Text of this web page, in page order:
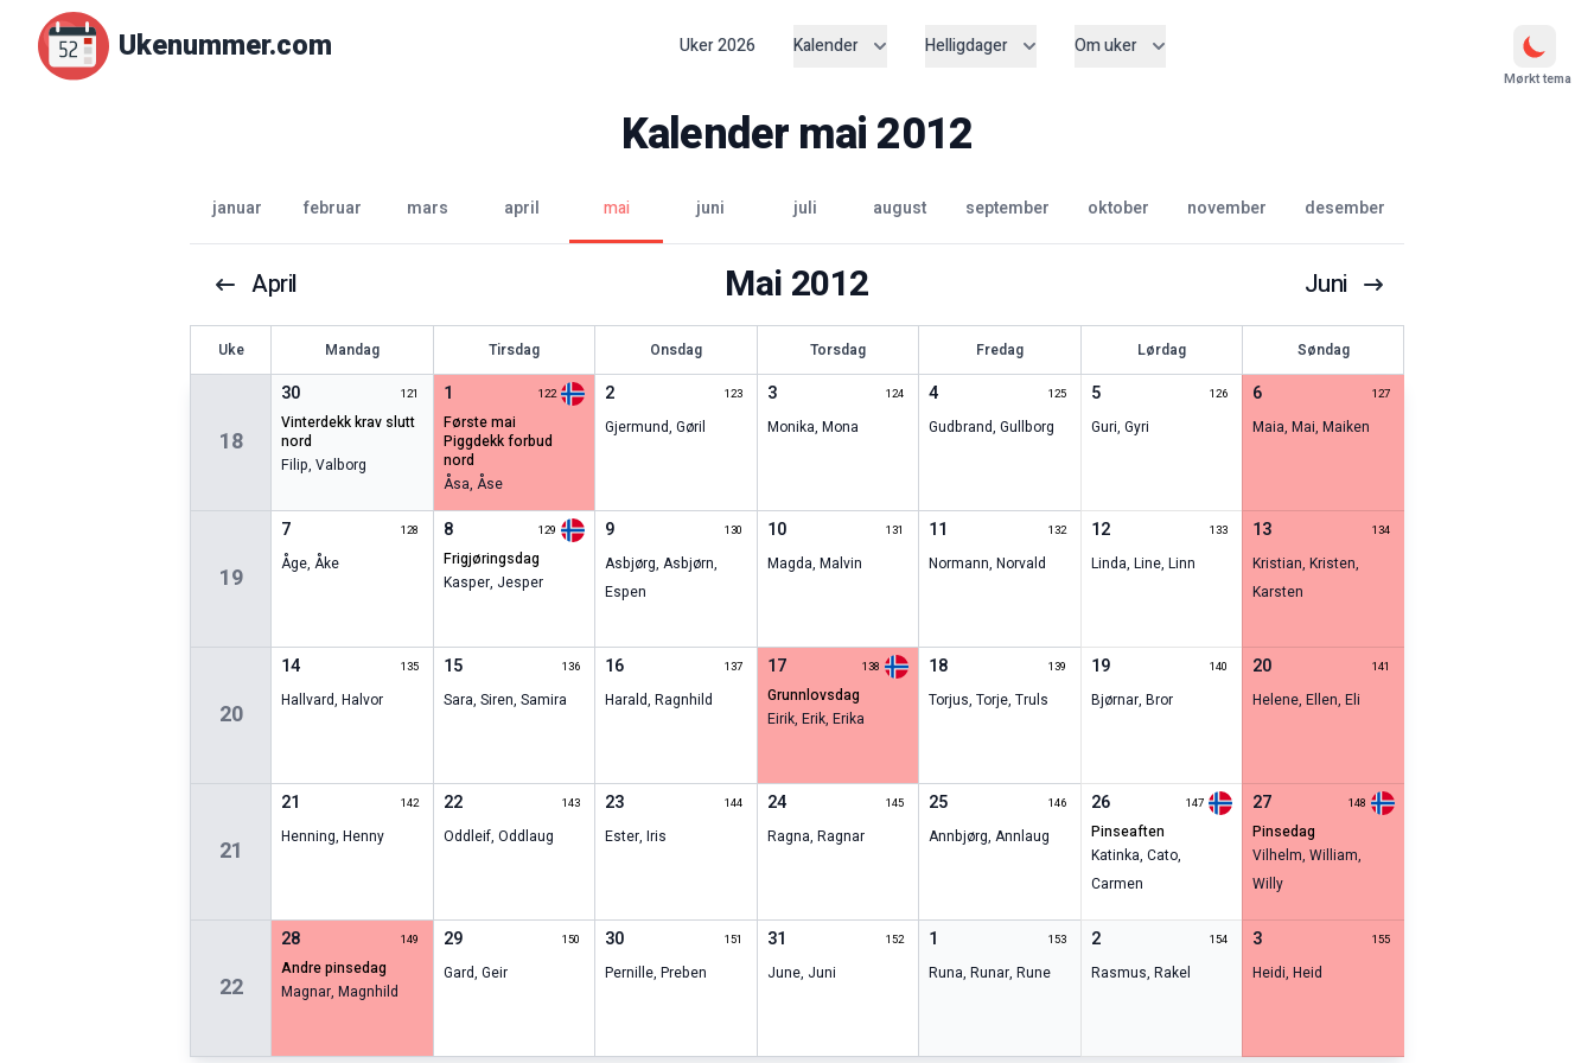
Ukenummer.com Uker2026 Kalender Helligdager Om uker
Mørkt tema
Kalendermai2012
januar februar mars april mai juni juli august september oktober november desember
April Mai 2012 Juni
Uke Mandag Tirsdag Onsdag Torsdag Fredag Lørdag Søndag
18
30 121
vinterdekk krav slutt
nord
Filip,Valborg
1 122
første mai
piggdekk forbud
nord
Åsa, Åse
2 123
Gjermund,Gøril
3 124
Monika, Mona
4 125
Gudbrand,Gullborg
5 126
Guri, Gyri
6 127
Maia,Mai,Maiken
19
7 128
Åge,Åke
8 129
frigjøringsdag
Kasper, Jesper
9 130
Asbjørg,Asbjørn,
Espen
10 131
Magda, Malvin
11 132
Normann,Norvald
12 133
Linda, Line, Linn
13 134
Kristian,Kristen,
Karsten
20
14 135
Hallvard,Halvor
15 136
Sara, Siren, Samira
16 137
Harald,Ragnhild
17 138
grunnlovsdag
Eirik, Erik, Erika
18 139
Torjus,Torje,Truls
19 140
Bjørnar, Bror
20 141
Helene,Ellen,Eli
21
21 142
Henning,Henny
22 143
Oddleif, Oddlaug
23 144
Ester,Iris
24 145
Ragna, Ragnar
25 146
Annbjørg,Annlaug
26 147
pinseaften
Katinka, Cato,
Carmen
27 148
pinsedag
Vilhelm,William,
Willy
22
28 149
andre pinsedag
Magnar,Magnhild
29 150
Gard, Geir
30 151
Pernille,Preben
31 152
June, Juni
1 153
Runa,Runar,Rune
2 154
Rasmus, Rakel
3 155
Heidi,Heid